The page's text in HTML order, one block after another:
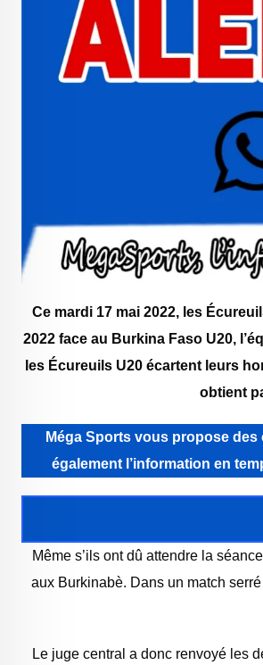
Ce mardi 17 mai 2022, les
2022 face au Burkina Faso U20,
les Écureuils U20 écartent leurs
obtient
Méga Sports vous propose des
également l’information en
Même s’ils ont dû attendre la
aux Burkinabè. Dans un match
Le juge central a donc renvoyé les